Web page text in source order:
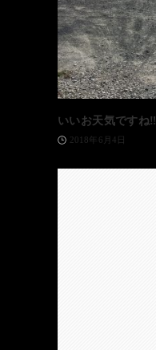
いいお天気ですね‼️
2018年6月4日